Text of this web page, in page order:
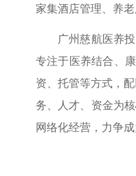
家集酒店管理、养
广州慈航医养投
专注于医养结合、
资、托管等方式，
务、人才、资金为
网络化经营，力争